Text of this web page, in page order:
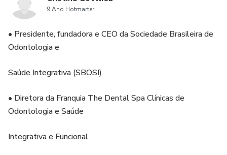
9 Ano Hotmarter
• Presidente, fundadora e CEO da Sociedade Brasileira de
Odontologia e
Saúde Integrativa (SBOSI)
• Diretora da Franquia The Dental Spa Clínicas de
Odontologia e Saúde
Integrativa e Funcional